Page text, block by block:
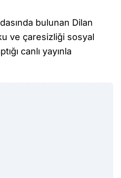
bulunan Dilan
ve çaresizliği sosyal
canlı yayınla